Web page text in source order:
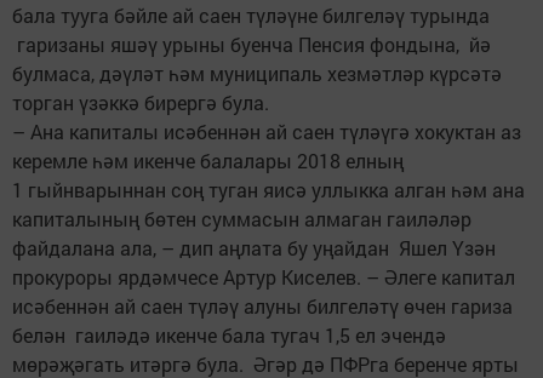
бала тууга бәйле ай саен түләүне билгеләү турында
гаризаны яшәү урыны буенча Пенсия фондына, йә
булмаса, дәүләт һәм муниципаль хезмәтләр күрсәтә
торган үзәккә бирергә була.
– Ана капиталы исәбеннән ай саен түләүгә хокуктан аз
керемле һәм икенче балалары 2018 елның
1 гыйнварыннан соң туган яисә уллыкка алган һәм ана
капиталының бөтен суммасын алмаган гаиләләр
файдалана ала, – дип аңлата бу уңайдан Яшел Үзән
прокуроры ярдәмчесе Артур Киселев. – Әлеге капитал
исәбеннән ай саен түләү алуны билгеләтү өчен гариза
белән гаиләдә икенче бала тугач 1,5 ел эчендә
мөрәҗәгать итәргә була. Әгәр дә ПФРга беренче ярты